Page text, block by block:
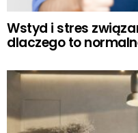
Wstyd i stres
dlaczego to